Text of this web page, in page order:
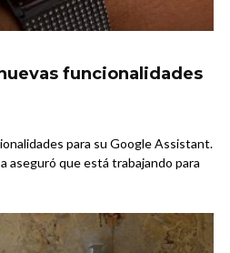
funcionalidades
para su Google Assistant.
aseguró que está trabajando para